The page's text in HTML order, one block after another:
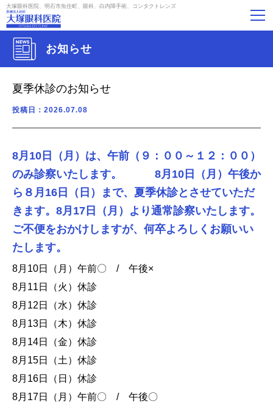
大塚眼科医院、明石市魚住町、眼科、白内障手術、コンタクトレンズ
お知らせ
夏季休診のお知らせ
投稿日：2026.07.08
8月10日（月）は、午前（９：００～１２：００）
のみ診察いたします。 8月10日（月）午後か
ら８月16日（日）まで、夏季休診とさせていただ
きます。8月17日（月）より通常診察いたします。
ご不便をおかけしますが、何卒よろしくお願いい
たします。
8月10日（月）午前〇 / 午後×
8月11日（火）休診
8月12日（水）休診
8月13日（木）休診
8月14日（金）休診
8月15日（土）休診
8月16日（日）休診
8月17日（月）午前〇 / 午後〇